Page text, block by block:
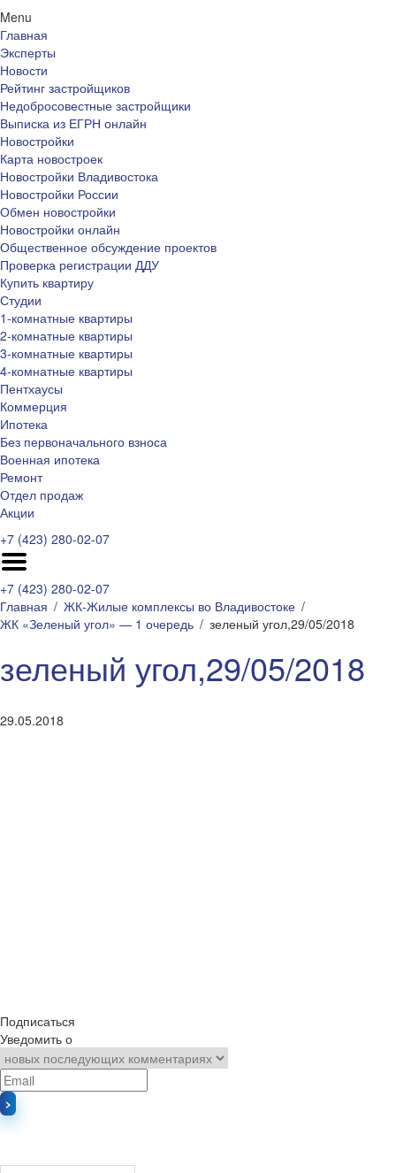
Menu
Главная
Эксперты
Новости
Рейтинг застройщиков
Недобросовестные застройщики
Выписка из ЕГРН онлайн
Новостройки
Карта новостроек
Новостройки Владивостока
Новостройки России
Обмен новостройки
Новостройки онлайн
Общественное обсуждение проектов
Проверка регистрации ДДУ
Купить квартиру
Студии
1-комнатные квартиры
2-комнатные квартиры
3-комнатные квартиры
4-комнатные квартиры
Пентхаусы
Коммерция
Ипотека
Без первоначального взноса
Военная ипотека
Ремонт
Отдел продаж
Акции
+7 (423) 280-02-07
+7 (423) 280-02-07
Главная
ЖК-Жилые комплексы во Владивостоке
ЖК «Зеленый угол» — 1 очередь
зеленый угол,29/05/2018
зеленый угол,29/05/2018
29.05.2018
Подписаться
Уведомить о